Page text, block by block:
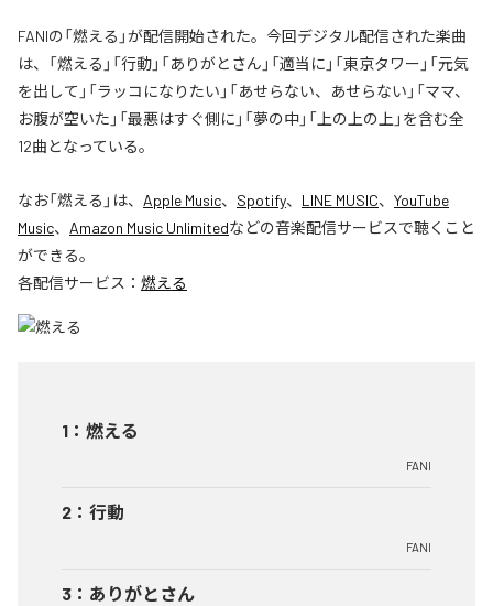
FANIの「燃える」が配信開始された。今回デジタル配信された楽曲
は、「燃える」「行動」「ありがとさん」「適当に」「東京タワー」「元気
を出して」「ラッコになりたい」「あせらない、あせらない」「ママ、
お腹が空いた」「最悪はすぐ側に」「夢の中」「上の上の上」を含む全
12曲となっている。
なお「燃える 」は、 Apple Music、 Spotify、 LINE MUSIC、 YouTube
Music、 Amazon Music Unlimitedなどの音楽配信サービスで聴くこと
ができる。
各配信サービス： 燃える
1 ： 燃える
FANI
2 ： 行動
FANI
3 ： ありがとさん